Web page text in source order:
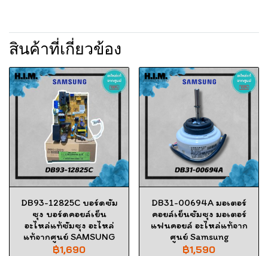
สินค้าที่เกี่ยวข้อง
DB93-12825C บอร์ดซัม
ซุง บอร์ดคอยล์เย็น
อะไหล่แท้ซัมซุง อะไหล่
แท้จากศูนย์ SAMSUNG
฿1,690
DB31-00694A มอเตอร์
คอยล์เย็นซัมซุง มอเตอร์
แฟนคอยล์ อะไหล่แท้จาก
ศูนย์ Samsung
฿1,590